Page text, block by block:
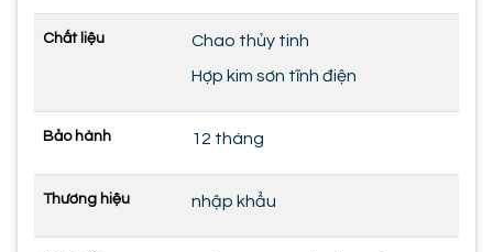
Chất liệu
Chao thủy tinh
Hợp kim sơn tĩnh điện
Bảo hành 12 tháng
Thương hiệu nhập khẩu